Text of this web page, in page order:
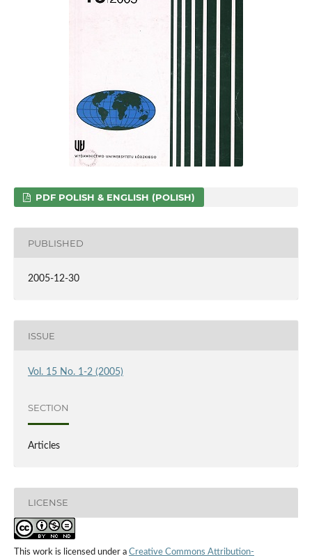
PDF POLISH & ENGLISH (POLISH)
PUBLISHED
2005-12-30
ISSUE
Vol. 15 No. 1-2 (2005)
SECTION
Articles
LICENSE
This work is licensed under a Creative Commons Attribution-